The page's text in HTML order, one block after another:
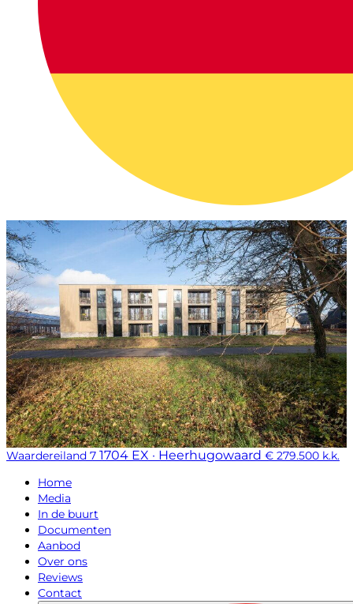
Waardereiland 7 1704 EX · Heerhugowaard € 279.500 k.k.
Home
Media
In de buurt
Documenten
Aanbod
Over ons
Reviews
Contact